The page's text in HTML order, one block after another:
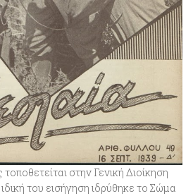
στην Γενική Διοίκηση
του εισήγηση ιδρύθηκε το Σώμα